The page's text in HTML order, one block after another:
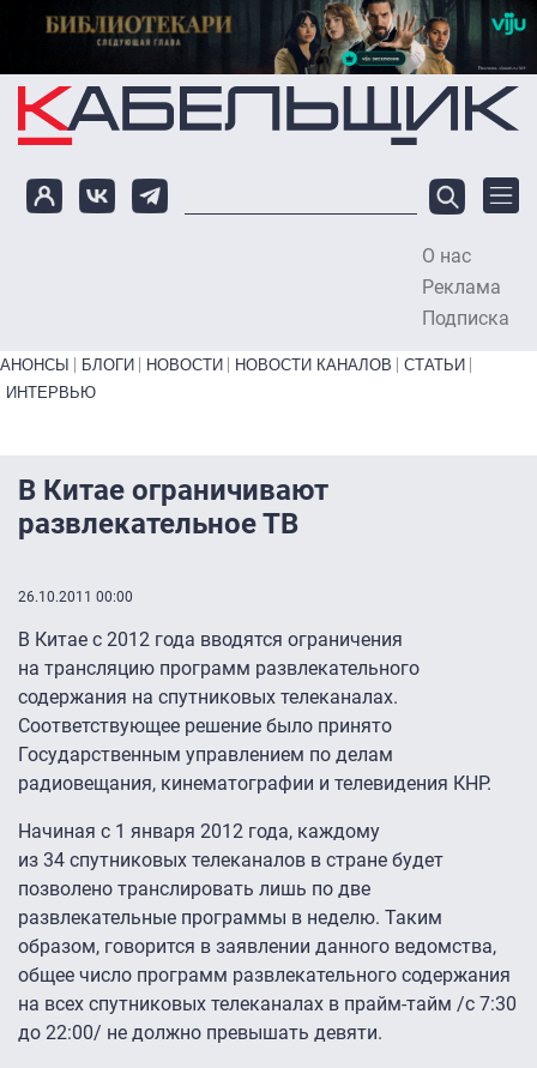
Перейти к основному содержанию
О нас
Реклама
Подписка
Primary links bottom
АНОНСЫ БЛОГИ НОВОСТИ НОВОСТИ КАНАЛОВ
СТАТЬИ
ИНТЕРВЬЮ
В Китае ограничивают
развлекательное ТВ
26.10.2011 00:00
В Китае с 2012 года вводятся ограничения
на трансляцию программ развлекательного
содержания на спутниковых телеканалах.
Соответствующее решение было принято
Государственным управлением по делам
радиовещания, кинематографии и телевидения КНР.
Начиная с 1 января 2012 года, каждому
из 34 спутниковых телеканалов в стране будет
позволено транслировать лишь по две
развлекательные программы в неделю. Таким
образом, говорится в заявлении данного ведомства,
общее число программ развлекательного содержания
на всех спутниковых телеканалах в прайм-тайм /с 7:30
до 22:00/ не должно превышать девяти.